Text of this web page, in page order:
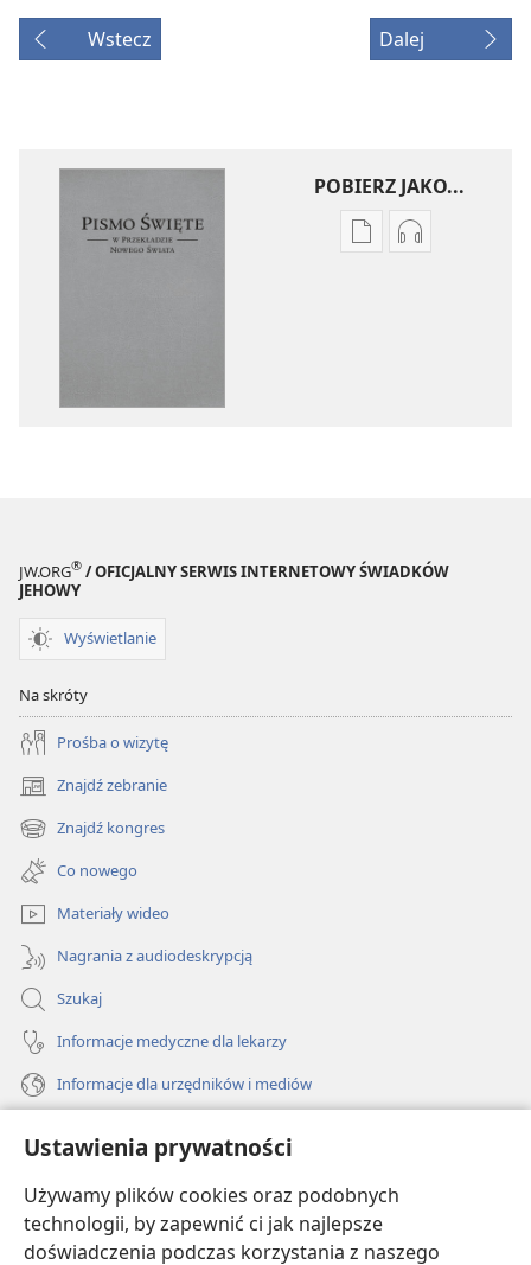
Ustawienia prywatności
Używamy plików cookies oraz podobnych
technologii, by zapewnić ci jak najlepsze
doświadczenia podczas korzystania z naszego
Wstecz Dalej
POBIERZ JAKO...
Ustawienia
2018)
Ustawienia
2018)
JW.ORG® / OFICJALNY SERWIS INTERNETOWY ŚWIADKÓW
JEHOWY
Wyświetlanie
Na skróty
Prośba o wizytę
Znajdź zebranie
(opens
new
window)
Znajdź kongres
(opens
new
window)
Co nowego
Materiały wideo
Nagrania z audiodeskrypcją
Szukaj
Informacje medyczne dla lekarzy
Informacje dla urzędników i mediów
Darowizny
(opens
new
window)BIBLIOTEKA INTERNETOWA Strażnicy